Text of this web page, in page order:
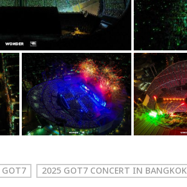
GOT7 2025 GOT7 CONCERT IN BANGKOK